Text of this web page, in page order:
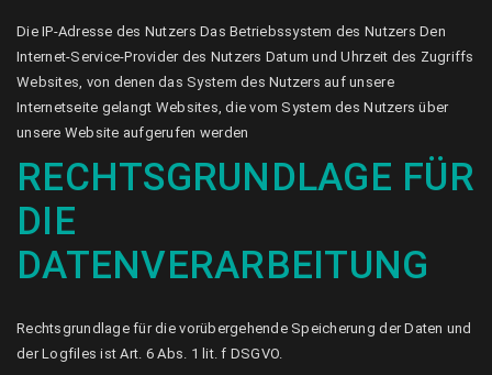
Die IP-Adresse des Nutzers Das Betriebssystem des Nutzers Den
Internet-Service-Provider des Nutzers Datum und Uhrzeit des Zugriffs
Websites, von denen das System des Nutzers auf unsere
Internetseite gelangt Websites, die vom System des Nutzers über
unsere Website aufgerufen werden
RECHTSGRUNDLAGE FÜR
DIE
DATENVERARBEITUNG
Rechtsgrundlage für die vorübergehende Speicherung der Daten und
der Logfiles ist Art. 6 Abs. 1 lit. f DSGVO.